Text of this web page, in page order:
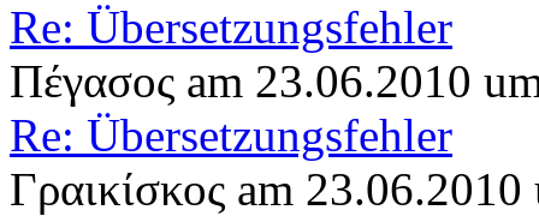
Re: Übersetzungsfehler
Πέγασος am 23.06.2010
Re: Übersetzungsfehler
Γραικίσκος am